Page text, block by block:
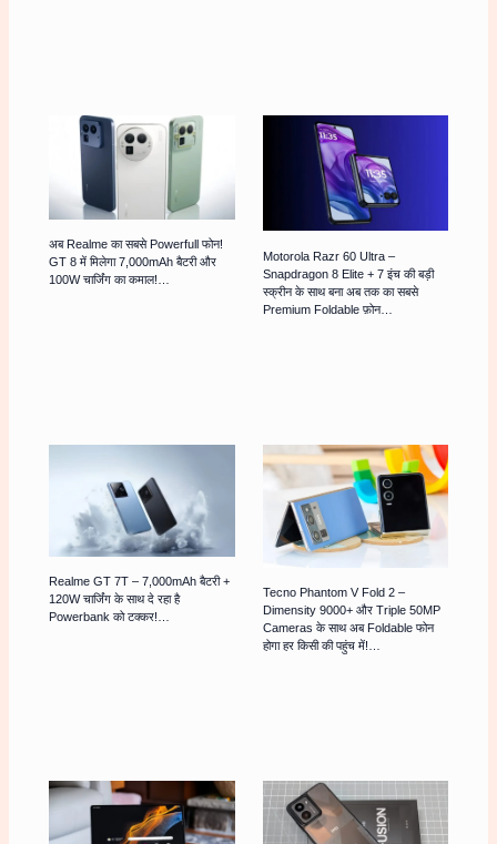
अब Realme का सबसे Powerfull फोन!
GT 8 में मिलेगा 7,000mAh बैटरी और
100W चार्जिंग का कमाल!…
Motorola Razr 60 Ultra –
Snapdragon 8 Elite + 7 इंच की बड़ी
स्क्रीन के साथ बना अब तक का सबसे
Premium Foldable फ़ोन…
Realme GT 7T – 7,000mAh बैटरी +
120W चार्जिंग के साथ दे रहा है
Powerbank को टक्कर!…
Tecno Phantom V Fold 2 –
Dimensity 9000+ और Triple 50MP
Cameras के साथ अब Foldable फोन
होगा हर किसी की पहुंच में!…